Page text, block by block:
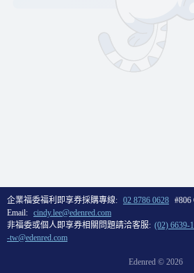
企業福委福利即享券採購專線: 02 8786 0628 #806
Email: cindy.lee@edenred.com
非福委或個人即享券相關問題請洽客服: (02) 6639-
-tw@edenred.com
Edenred © 2026